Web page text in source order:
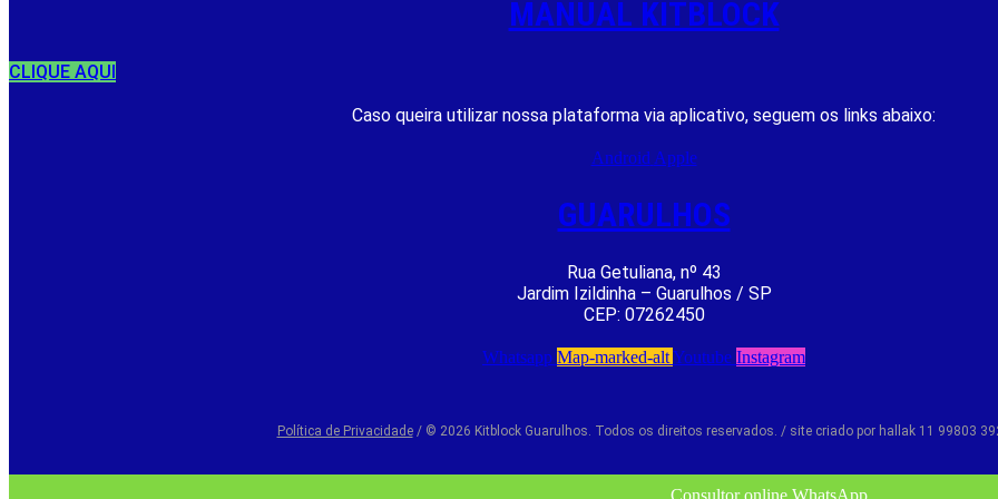
MANUAL KITBLOCK
CLIQUE AQUI
Caso queira utilizar nossa plataforma via aplicativo, seguem os links abaixo:
Android Apple
GUARULHOS
Rua Getuliana, nº 43
Jardim Izildinha – Guarulhos / SP
CEP: 07262450
Whatsapp Map-marked-altYoutube Instagram
Política de Privacidade/ © 2026 Kitblock Guarulhos. Todos os direitos reservados. / site criado por hallak 11 99803
Consultor online WhatsApp